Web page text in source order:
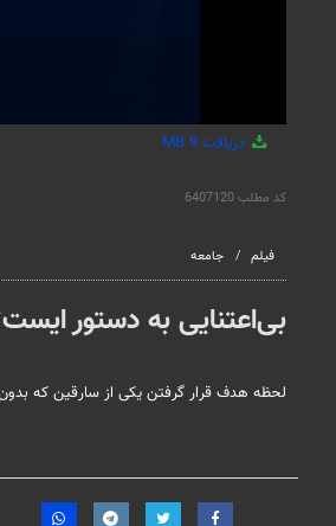
دریافت 9 MB
کد مطلب6407120
فیلم جامعه
بی‌اعتنایی به دستور
لحظه هدف قرار گرفتن یکی از سارقین که